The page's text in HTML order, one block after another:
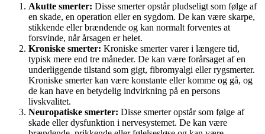
Akutte smerter: Disse smerter opstår pludseligt som følge af
en skade, en operation eller en sygdom. De kan være skarpe,
stikkende eller brændende og kan normalt forventes at
forsvinde, når årsagen er helet.
Kroniske smerter: Kroniske smerter varer i længere tid,
typisk mere end tre måneder. De kan være forårsaget af en
underliggende tilstand som gigt, fibromyalgi eller rygsmerter.
Kroniske smerter kan være konstante eller komme og gå, og
de kan have en betydelig indvirkning på en persons
livskvalitet.
Neuropatiske smerter: Disse smerter opstår som følge af
skade eller dysfunktion i nervesystemet. De kan være